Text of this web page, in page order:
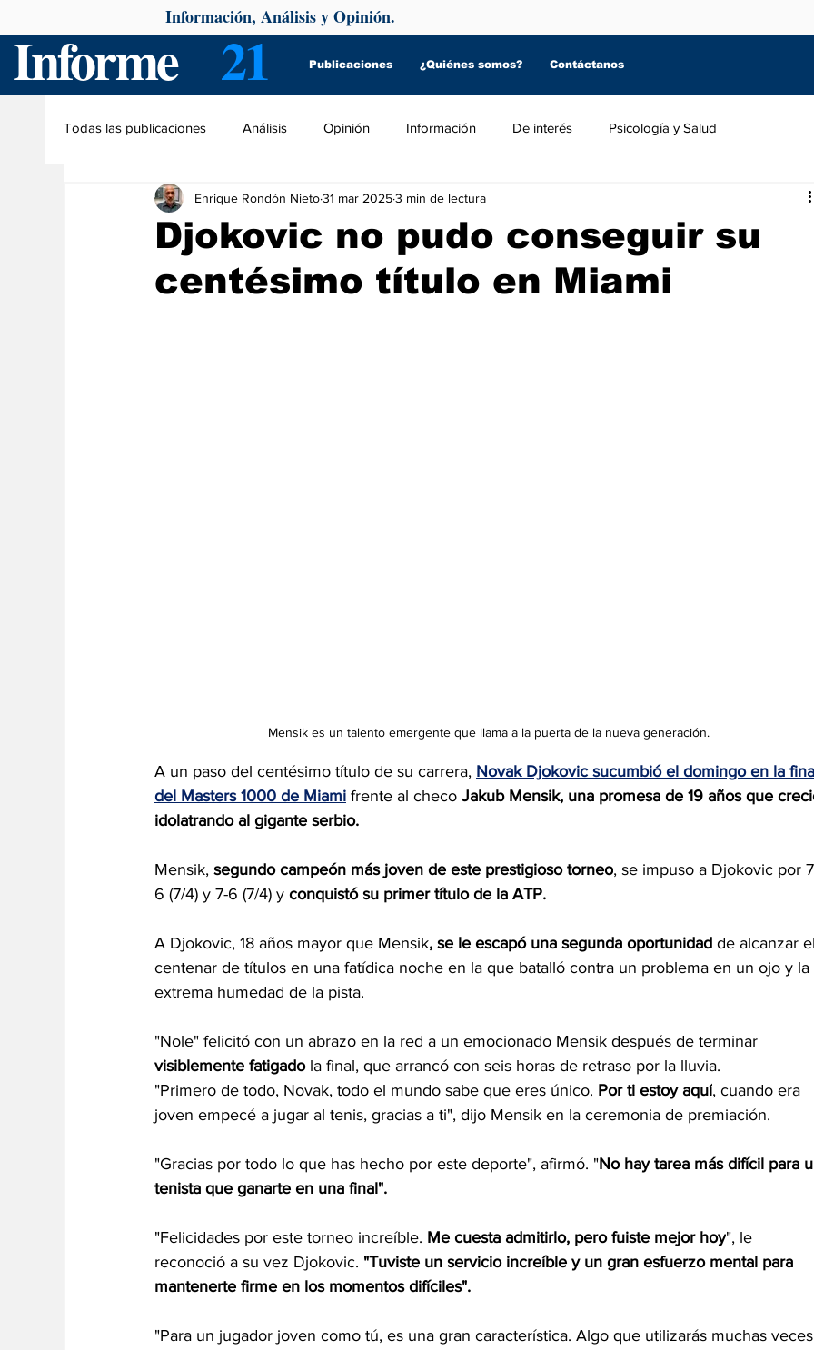
Informe 21 Publicaciones ¿Quiénes somos? Contáctanos
Información, Análisis y Opinión.
Todas las publicaciones Análisis Opinión Información De interés Psicología y Salud
Djokovic no pudo conseguir su
centésimo título en Miami
Enrique Rondón Nieto31 mar 20253 min de lectura
Mensik es un talento emergente que llama a la puerta de la nueva generación.
A un paso del centésimo título de su carrera, Novak Djokovic sucumbió el domingo en la
del Masters 1000 de Miami frente al checo Jakub Mensik, una promesa de 19 años que
idolatrando al gigante serbio.
Mensik, segundo campeón más joven de este prestigioso torneo, se impuso a Djokovic por
6 (7/4) y 7-6 (7/4) y conquistó su primer título de la ATP.
A Djokovic, 18 años mayor que Mensik, se le escapó una segunda oportunidad de alcanzar
centenar de títulos en una fatídica noche en la que batalló contra un problema en un ojo y la
extrema humedad de la pista.
"Nole" felicitó con un abrazo en la red a un emocionado Mensik después de terminar
visiblemente fatigado la final, que arrancó con seis horas de retraso por la lluvia.
"Primero de todo, Novak, todo el mundo sabe que eres único. Por ti estoy aquí, cuando era
joven empecé a jugar al tenis, gracias a ti", dijo Mensik en la ceremonia de premiación.
"Gracias por todo lo que has hecho por este deporte", afirmó. "No hay tarea más difícil para
tenista que ganarte en una final".
"Felicidades por este torneo increíble. Me cuesta admitirlo, pero fuiste mejor hoy", le
reconoció a su vez Djokovic. "Tuviste un servicio increíble y un gran esfuerzo mental para
mantenerte firme en los momentos difíciles".
"Para un jugador joven como tú, es una gran característica. Algo que utilizarás muchas